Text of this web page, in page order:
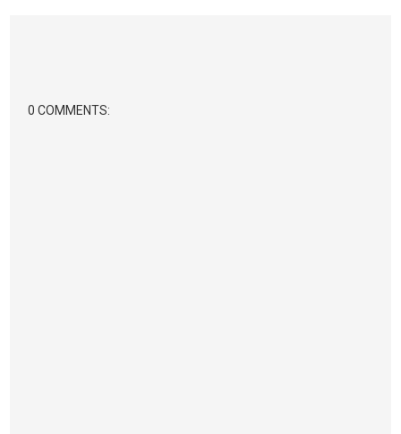
0 COMMENTS: